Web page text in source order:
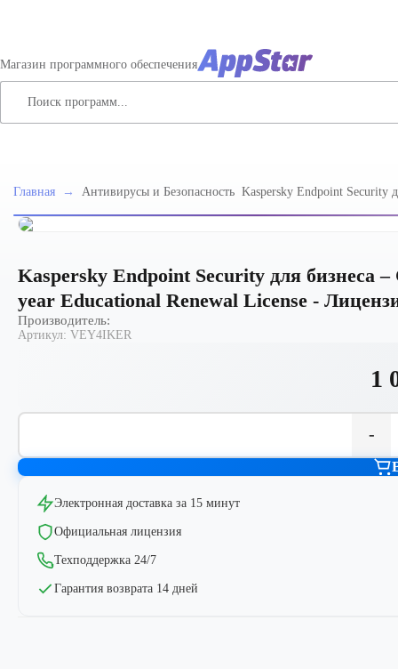
Магазин программного обеспечения
Главная → Антивирусы и Безопасность Kaspersky Endpoint Security
Educational Renewal License
Kaspersky Endpoint Security для бизнеса
year Educational Renewal License -
Производитель:
Артикул: VEY4IKER
1
-
Электронная доставка за 15 минут
Официальная лицензия
Техподдержка 24/7
Гарантия возврата 14 дней